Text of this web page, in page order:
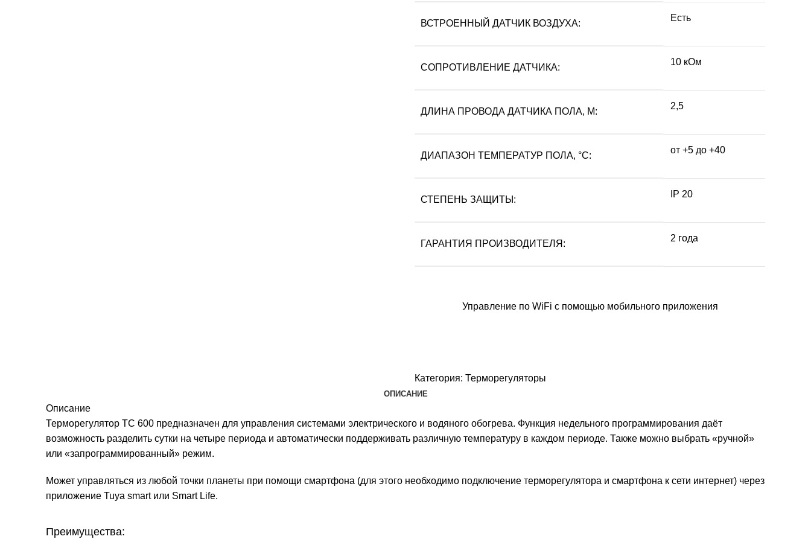
ВСТРОЕННЫЙ ДАТЧИК ВОЗДУХА:
Есть
СОПРОТИВЛЕНИЕ ДАТЧИКА:
10 кОм
ДЛИНА ПРОВОДА ДАТЧИКА ПОЛА, М:
2,5
ДИАПАЗОН ТЕМПЕРАТУР ПОЛА, °С:
от +5 до +40
СТЕПЕНЬ ЗАЩИТЫ:
IP 20
ГАРАНТИЯ ПРОИЗВОДИТЕЛЯ:
2 года
Управление по WiFi с помощью мобильного приложения
Категория: Терморегуляторы
ОПИСАНИЕ
Описание
Терморегулятор ТС 600 предназначен для управления системами электрического и водяного обогрева. Функция недельного программирования даёт
возможность разделить сутки на четыре периода и автоматически поддерживать различную температуру в каждом периоде. Также можно выбрать «ручной»
или «запрограммированный» режим.
Может управляться из любой точки планеты при помощи смартфона (для этого необходимо подключение терморегулятора и смартфона к сети интернет) через
приложение Tuya smart или Smart Life.
Преимущества: